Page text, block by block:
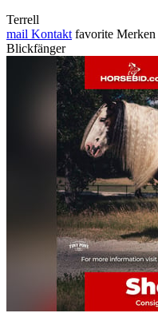
Terrell
mail Kontakt favorite Merken
Blickfänger